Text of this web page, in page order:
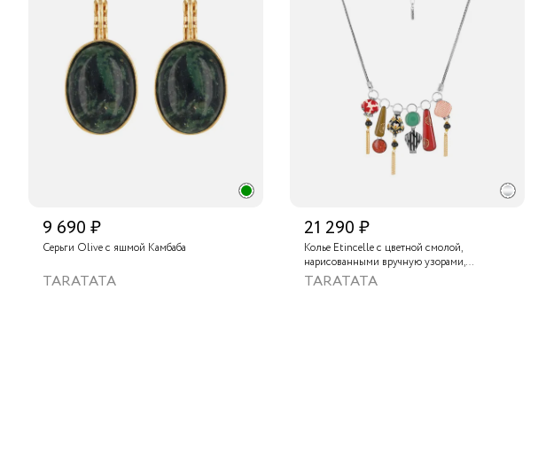
9 690 ₽
Серьги Olive с яшмой Камбаба
TARATATA
21 290 ₽
Колье Etincelle с цветной смолой,
нарисованными вручную узорами,
слюдяным порошком, золотой краской,
стеклянными бусинам и тонированным
TARATATA